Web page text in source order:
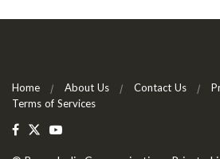
Home About Us Contact Us
Terms of Services